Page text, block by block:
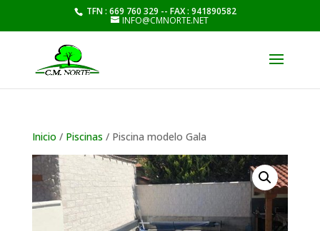
TFN : 669 760 329 -- FAX : 941890582
INFO@CMNORTE.NET
Inicio / Piscinas / Piscina modelo Gala